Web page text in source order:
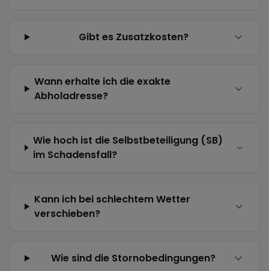
Gibt es Zusatzkosten?
Wann erhalte ich die exakte
Abholadresse?
Wie hoch ist die Selbstbeteiligung (SB)
im Schadensfall?
Kann ich bei schlechtem Wetter
verschieben?
Wie sind die Stornobedingungen?